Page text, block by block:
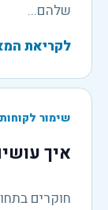
שלהם...
לקריאת
שימור לקוחות
איך
חוקרים